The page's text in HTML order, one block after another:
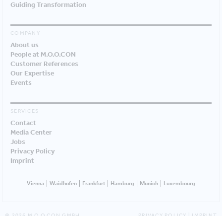
Guiding Transformation
COMPANY
About us
People at M.O.O.CON
Customer References
Our Expertise
Events
SERVICES
Contact
Media Center
Jobs
Privacy Policy
Imprint
Vienna Waidhofen Frankfurt Hamburg Munich Luxembourg